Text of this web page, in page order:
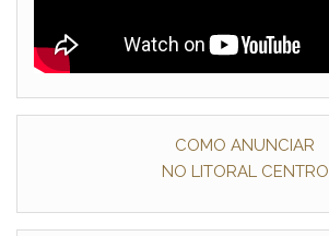
COMO ANUNCIAR
NO LITORAL CENTRO